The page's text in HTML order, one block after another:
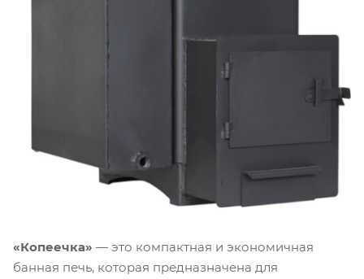
«Копеечка» — это компактная и экономичная
банная печь, которая предназначена для